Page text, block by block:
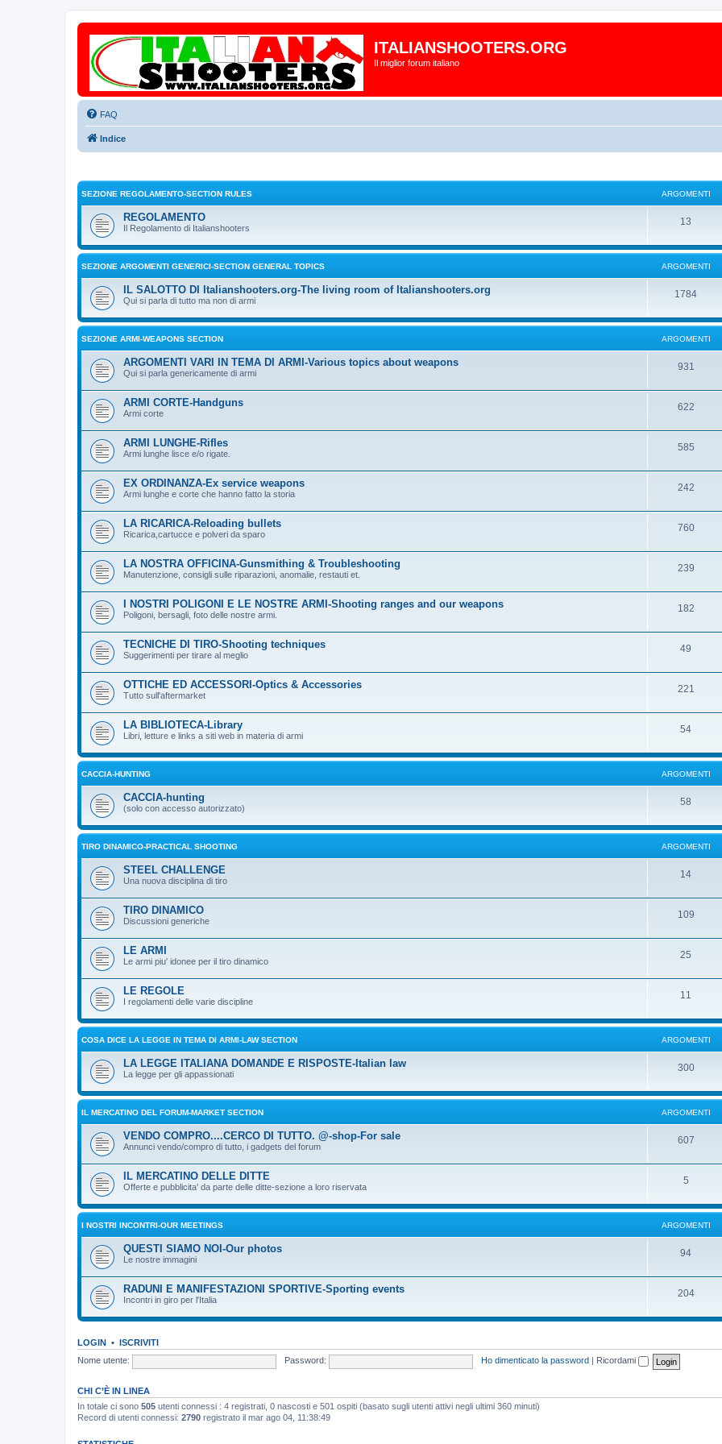
ITALIANSHOOTERS.ORG
Il miglior forum italiano
FAQ
Indice
SEZIONE REGOLAMENTO-SECTION RULES ARGOMENTI
REGOLAMENTO
Il Regolamento di Italianshooters
13
SEZIONE ARGOMENTI GENERICI-SECTION GENERAL TOPICS ARGOMENTI
IL SALOTTO DI Italianshooters.org-The living room of Italianshooters.org
Qui si parla di tutto ma non di armi
1784
SEZIONE ARMI-WEAPONS SECTION ARGOMENTI
ARGOMENTI VARI IN TEMA DI ARMI-Various topics about weapons
Qui si parla genericamente di armi
931
ARMI CORTE-Handguns
Armi corte
622
ARMI LUNGHE-Rifles
Armi lunghe lisce e/o rigate.
585
EX ORDINANZA-Ex service weapons
Armi lunghe e corte che hanno fatto la storia
242
LA RICARICA-Reloading bullets
Ricarica,cartucce e polveri da sparo
760
LA NOSTRA OFFICINA-Gunsmithing & Troubleshooting
Manutenzione, consigli sulle riparazioni, anomalie, restauti et.
239
I NOSTRI POLIGONI E LE NOSTRE ARMI-Shooting ranges and our weapons
Poligoni, bersagli, foto delle nostre armi.
182
TECNICHE DI TIRO-Shooting techniques
Suggerimenti per tirare al meglio
49
OTTICHE ED ACCESSORI-Optics & Accessories
Tutto sull'aftermarket
221
LA BIBLIOTECA-Library
Libri, letture e links a siti web in materia di armi
54
CACCIA-HUNTING ARGOMENTI
CACCIA-hunting
(solo con accesso autorizzato)
58
TIRO DINAMICO-PRACTICAL SHOOTING ARGOMENTI
STEEL CHALLENGE
Una nuova disciplina di tiro
14
TIRO DINAMICO
Discussioni generiche
109
LE ARMI
Le armi piu' idonee per il tiro dinamico
25
LE REGOLE
I regolamenti delle varie discipline
11
COSA DICE LA LEGGE IN TEMA DI ARMI-LAW SECTION ARGOMENTI
LA LEGGE ITALIANA DOMANDE E RISPOSTE-Italian law
La legge per gli appassionati
300
IL MERCATINO DEL FORUM-MARKET SECTION ARGOMENTI
VENDO COMPRO....CERCO DI TUTTO. @-shop-For sale
Annunci vendo/compro di tutto, i gadgets del forum
607
IL MERCATINO DELLE DITTE
Offerte e pubblicita' da parte delle ditte-sezione a loro riservata
5
I NOSTRI INCONTRI-OUR MEETINGS ARGOMENTI
QUESTI SIAMO NOI-Our photos
Le nostre immagini
94
RADUNI E MANIFESTAZIONI SPORTIVE-Sporting events
Incontri in giro per l'Italia
204
LOGIN • ISCRIVITI
Nome utente:
Password: Ho dimenticato la password Ricordami
CHI C’È IN LINEA
In totale ci sono 505 utenti connessi : 4 registrati, 0 nascosti e 501 ospiti (basato sugli utenti attivi negli ultimi 360 minuti)
Record di utenti connessi: 2790 registrato il mar ago 04, 11:38:49